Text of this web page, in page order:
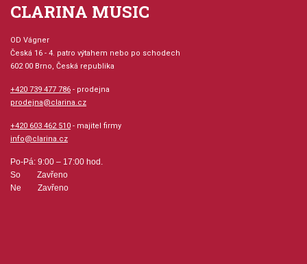
CLARINA MUSIC
OD Vágner
Česká 16 - 4. patro výtahem nebo po schodech
602 00 Brno, Česká republika
+420 739 477 786 - prodejna
prodejna@clarina.cz
+420 603 462 510 - majitel firmy
info@clarina.cz
Po-Pá: 9:00 – 17:00 hod.
So Zavřeno
Ne Zavřeno